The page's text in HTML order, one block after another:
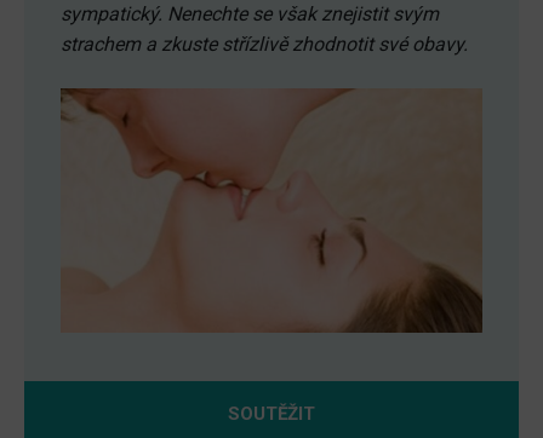
sympatický. Nenechte se však znejistit svým
strachem a zkuste střízlivě zhodnotit své obavy.
SOUTĚŽIT